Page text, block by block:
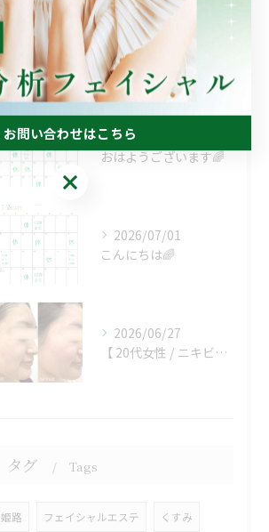
最近の投稿 Recent Posts
2026/08/01
おはようございます🌈
2026/07/01
こんにちは🌈
2026/06/27
【 20代女性 / ニキビ、ニキビ跡 】
タグ Tags
姫路 フェイシャルエステ くすみ
お問い合わせはこちら
お問い合わせはこちら